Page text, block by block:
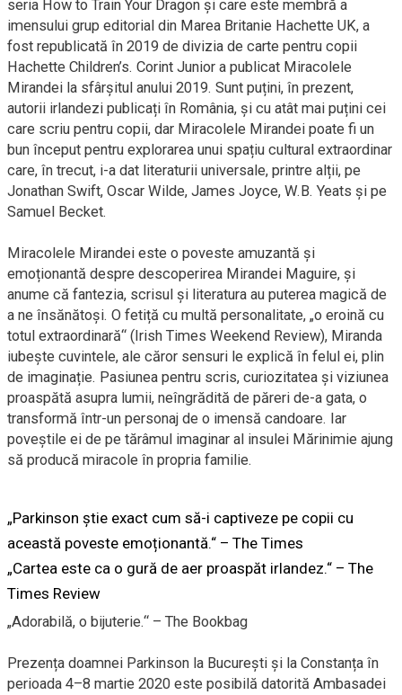
seria How to Train Your Dragon și care este membră a
imensului grup editorial din Marea Britanie Hachette UK, a
fost republicată în 2019 de divizia de carte pentru copii
Hachette Children’s. Corint Junior a publicat Miracolele
Mirandei la sfârșitul anului 2019. Sunt puțini, în prezent,
autorii irlandezi publicați în România, și cu atât mai puțini cei
care scriu pentru copii, dar Miracolele Mirandei poate fi un
bun început pentru explorarea unui spațiu cultural extraordinar
care, în trecut, i-a dat literaturii universale, printre alții, pe
Jonathan Swift, Oscar Wilde, James Joyce, W.B. Yeats și pe
Samuel Becket.
Miracolele Mirandei este o poveste amuzantă și
emoționantă despre descoperirea Mirandei Maguire, și
anume că fantezia, scrisul și literatura au puterea magică de
a ne însănătoși. O fetiță cu multă personalitate, „o eroină cu
totul extraordinară“ (Irish Times Weekend Review), Miranda
iubește cuvintele, ale căror sensuri le explică în felul ei, plin
de imaginație. Pasiunea pentru scris, curiozitatea și viziunea
proaspătă asupra lumii, neîngrădită de păreri de-a gata, o
transformă într-un personaj de o imensă candoare. Iar
poveștile ei de pe tărâmul imaginar al insulei Mărinimie ajung
să producă miracole în propria familie.
„Parkinson știe exact cum să-i captiveze pe copii cu
această poveste emoționantă.“ – The Times
„Cartea este ca o gură de aer proaspăt irlandez.“ – The
Times Review
„Adorabilă, o bijuterie.“ – The Bookbag
Prezența doamnei Parkinson la București și la Constanța în
perioada 4–8 martie 2020 este posibilă datorită Ambasadei